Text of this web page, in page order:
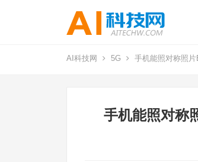
AI科技网 5G 手机能照对称照
手机能照对称